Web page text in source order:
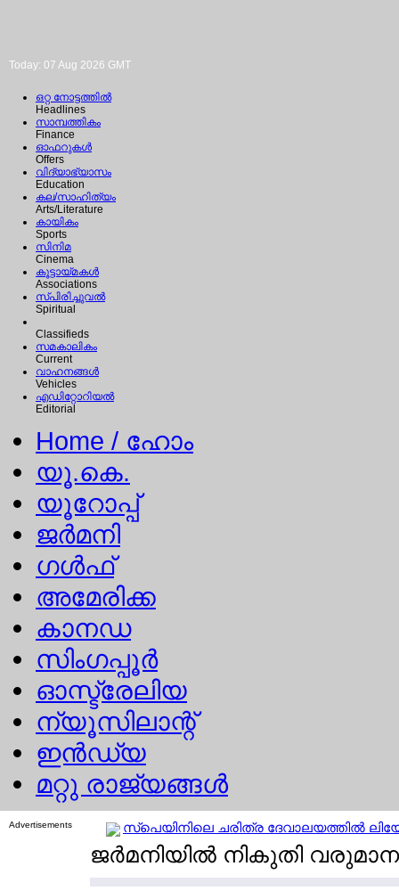
Today: 07 Aug 2026 GMT
ഒറ്റ നോട്ടത്തില്‍
Headlines
സാമ്പത്തികം
Finance
ഓഫറുകള്‍
Offers
വിദ്യാഭ്യാസം
Education
കല/സാഹിത്യം
Arts/Literature
കായികം
Sports
സിനിമ
Cinema
കൂട്ടായ്മകള്‍
Associations
സ്പിരിച്ചുവല്‍
Spiritual
Classifieds
സമകാലികം
Current
വാഹനങ്ങള്‍
Vehicles
എഡിറ്റോറിയല്‍
Editorial
Home / ഹോം
യൂ.കെ.
യൂറോപ്പ്
ജര്‍മനി
ഗള്‍ഫ്
അമേരിക്ക
കാനഡ
സിംഗപ്പൂര്‍
ഓസ്ട്രേലിയ
ന്യൂസിലാന്റ്
ഇന്‍ഡ്യ
മറ്റു രാജ്യങ്ങള്‍
Advertisements സ്പെയിനിലെ ചരിത്ര ദേവാലയത്തില്‍ ലിയോ
ജര്‍മനിയില്‍ നികുതി